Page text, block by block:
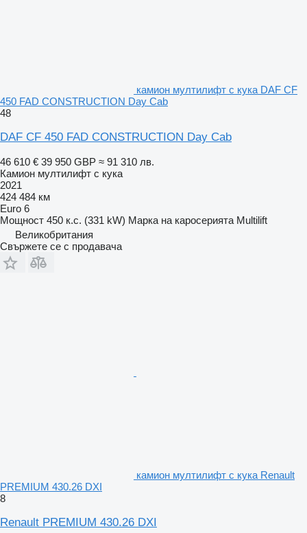
камион мултилифт с кука DAF CF
450 FAD CONSTRUCTION Day Cab
48
DAF CF 450 FAD CONSTRUCTION Day Cab
46 610 € 39 950 GBP ≈ 91 310 лв.
Камион мултилифт с кука
2021
424 484 км
Euro 6
Мощност 450 к.с. (331 kW) Марка на каросерията Multilift
Великобритания
Свържете се с продавача
камион мултилифт с кука Renault
PREMIUM 430.26 DXI
8
Renault PREMIUM 430.26 DXI